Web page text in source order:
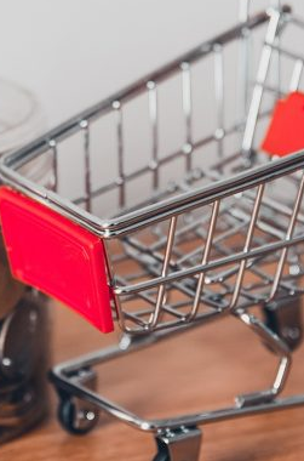
Notícias